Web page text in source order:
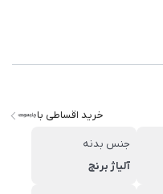
خرید اقساطی با
جنس بدنه
آلیاژ برنج